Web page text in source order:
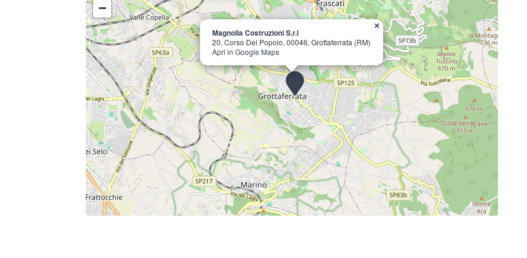
Magnolia Costruzioni S.r.l
20, Corso Del Popolo, 00046, Grottaferrata (RM)
Apri in Google Maps
×
−